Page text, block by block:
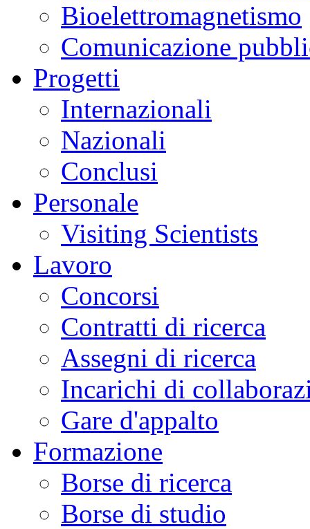
Bioelettromagnetismo
Comunicazione
Progetti
Internazionali
Nazionali
Conclusi
Personale
Visiting Scientists
Lavoro
Concorsi
Contratti di ricerca
Assegni di ricerca
Incarichi di
Gare d'appalto
Formazione
Borse di ricerca
Borse di studio